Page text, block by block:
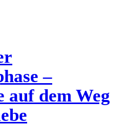
–
auf dem Weg